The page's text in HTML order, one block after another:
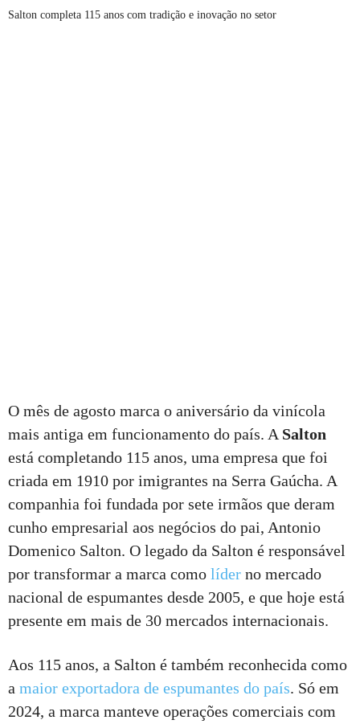
Salton completa 115 anos com tradição e inovação no setor
O mês de agosto marca o aniversário da vinícola
mais antiga em funcionamento do país. A Salton
está completando 115 anos, uma empresa que foi
criada em 1910 por imigrantes na Serra Gaúcha. A
companhia foi fundada por sete irmãos que deram
cunho empresarial aos negócios do pai, Antonio
Domenico Salton. O legado da Salton é responsável
por transformar a marca como líder no mercado
nacional de espumantes desde 2005, e que hoje está
presente em mais de 30 mercados internacionais.
Aos 115 anos, a Salton é também reconhecida como
a maior exportadora de espumantes do país. Só em
2024, a marca manteve operações comerciais com